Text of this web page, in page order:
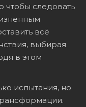
чтобы следовать
всё
выбирая
в этом
испытания, но